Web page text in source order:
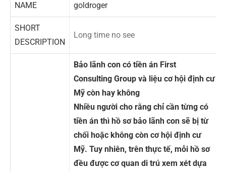
NAME goldroger
SHORT
DESCRIPTION
Long time no see
Bảo lãnh con có tiền án First
Consulting Group và liệu cơ hội định cư
Mỹ còn hay không
Nhiều người cho rằng chỉ cần từng có
tiền án thì hồ sơ bảo lãnh con sẽ bị từ
chối hoặc không còn cơ hội định cư
Mỹ. Tuy nhiên, trên thực tế, mỗi hồ sơ
đều được cơ quan di trú xem xét dựa